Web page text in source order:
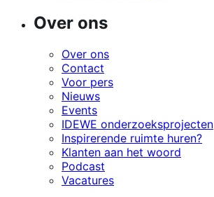
Over ons
Over ons
Contact
Voor pers
Nieuws
Events
IDEWE onderzoeksprojecten
Inspirerende ruimte huren?
Klanten aan het woord
Podcast
Vacatures